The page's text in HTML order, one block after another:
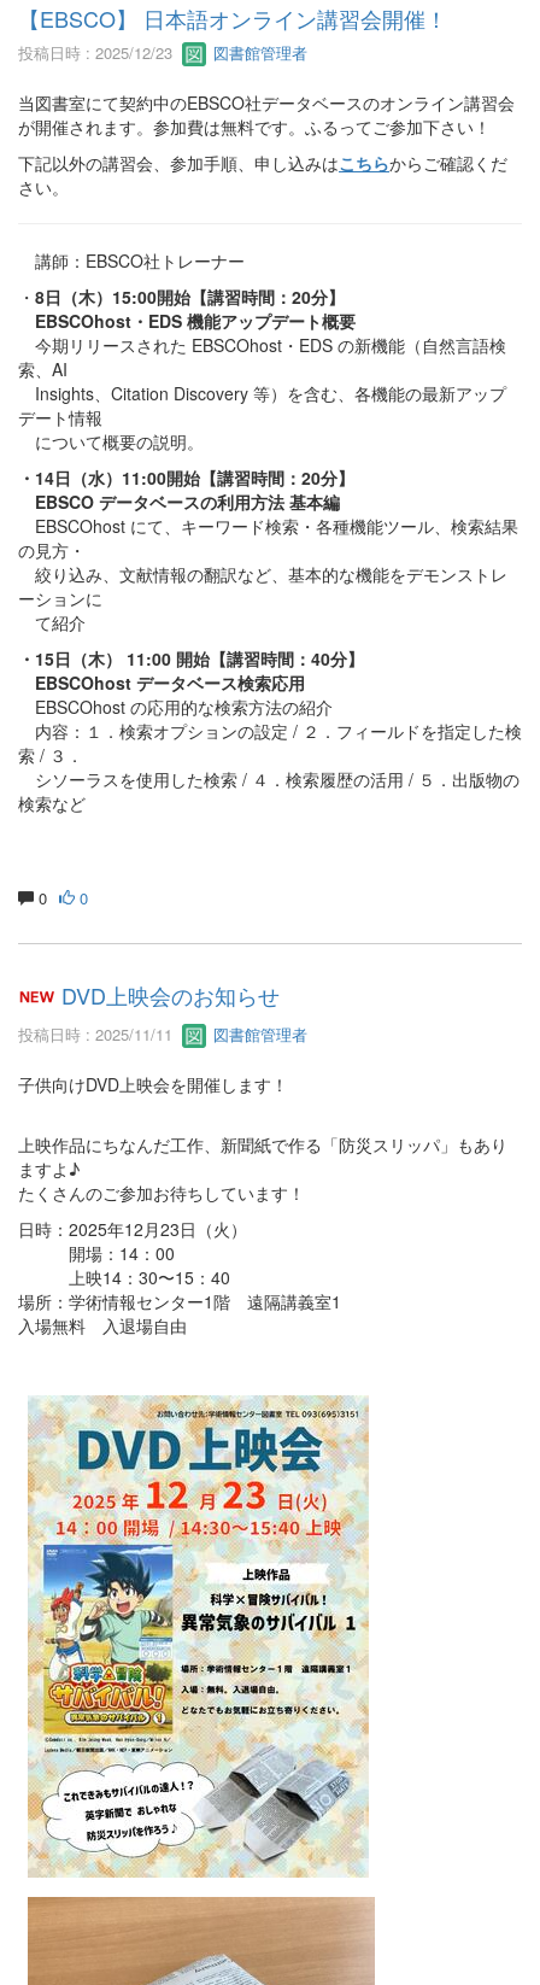
【EBSCO】 日本語オンライン講習会開催！
投稿日時 : 2025/12/23 図書館管理者
当図書室にて契約中のEBSCO社データベースのオンライン講習会
が開催されます。参加費は無料です。ふるってご参加下さい！
下記以外の講習会、参加手順、申し込みはこちらからご確認くだ
さい。
講師：EBSCO社トレーナー
・ 8日（木）15:00開始【講習時間：20分】
EBSCOhost・EDS 機能アップデート概要
今期リリースされた EBSCOhost・EDS の新機能（自然言語検
索、AI
Insights、Citation Discovery 等）を含む、各機能の最新アップ
デート情報
について概要の説明。
・14日（水）11:00開始【講習時間：20分】
EBSCO データベースの利用方法 基本編
EBSCOhost にて、キーワード検索・各種機能ツール、検索結果
の見方・
絞り込み、文献情報の翻訳など、基本的な機能をデモンストレ
ーションに
て紹介
・15日（木） 11:00 開始【講習時間：40分】
EBSCOhost データベース検索応用
EBSCOhost の応用的な検索方法の紹介
内容：１．検索オプションの設定 / ２．フィールドを指定した検
索 / ３．
シソーラスを使用した検索 / ４．検索履歴の活用 / ５．出版物の
検索など
0 0
DVD上映会のお知らせ
投稿日時 : 2025/11/11 図書館管理者
子供向けDVD上映会を開催します！
上映作品にちなんだ工作、新聞紙で作る「防災スリッパ」もあり
ますよ♪
たくさんのご参加お待ちしています！
日時：2025年12月23日（火）
開場：14：00
上映14：30〜15：40
場所：学術情報センター1階 遠隔講義室1
入場無料 入退場自由